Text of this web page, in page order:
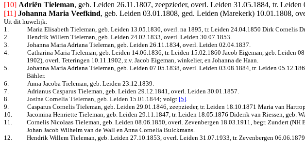
[10] Adriën Tieleman, geb. Leiden 26.11.1807, zeepzieder, overl. Leiden 31.05.1884, tr. Leiden
[11] Johanna Maria Veefkind, geb. Leiden 03.01.1808, ged. Leiden (Marekerk) 10.01.1808,
Uit dit huwelijk:
1.
Maria Elisabeth Tieleman, geb. Leiden 13.05.1830, overl. na 1895, tr. Leiden 24.04.1850 Dirk Cornelis
2.
Hendrik Willem Tieleman, geb. Leiden 24.02.1833, overl. Leiden 30.07.1853.
3.
Johanna Maria Adriana Tieleman, geb. Leiden 26.11.1834, overl. Leiden 02.04.1837.
4.
Catharina Maria Tieleman, geb. Leiden 14.06.1836, tr. Leiden 15.02.1860 Jacob Eigeman, geb. Leiden
1902), overl. Teteringen 10.11.1902, z.v. Jacob Eigeman, winkelier, en Johanna de Haan.
5.
Johanna Maria Adriana Tieleman, geb. Leiden 07.05.1838, overl. Leiden 03.08.1884, tr. Leiden
Bähler.
6.
Anna Jacoba Tieleman, geb. Leiden 23.12.1839.
7.
Adrianus Casparus Tieleman, geb. Leiden 29.12.1841, overl. Leiden 30.01.1857.
8.
Josina Cornelia Tieleman, geb. Leiden 15.01.1844; volgt [5].
9.
Casparus Cornelis Tieleman, geb. Leiden 29.01.1846, zeepzieder, tr. Leiden 18.10.1871 Maria van
10.
Jacomina Henriette Tieleman, geb. Leiden 29.11.1847, tr. Leiden 18.05.1876 Diderik van Riessen, geb.
11.
Cornelis Nicolaas Tieleman, geb. Leiden 08.06.1850, overl. Zevenbergen 18.03.1911, begr. Zundert
Johan Jacob Wilhelm van de Wall en Anna Cornelia Bulckmans.
12.
Hendrik Willem Tieleman, geb. Leiden 27.10.1853, overl. Leiden 31.07.1933, tr. Zevenbergen